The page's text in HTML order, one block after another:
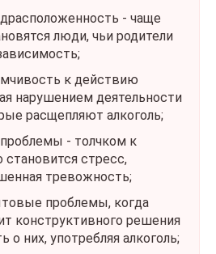
- чаще
люди, чьи родители
к действию
нарушением деятельности
расщепляют алкоголь;
проблемы - толчком к
становится стресс,
тревожность;
проблемы, когда
конструктивного решения
о них, употребляя алкоголь;